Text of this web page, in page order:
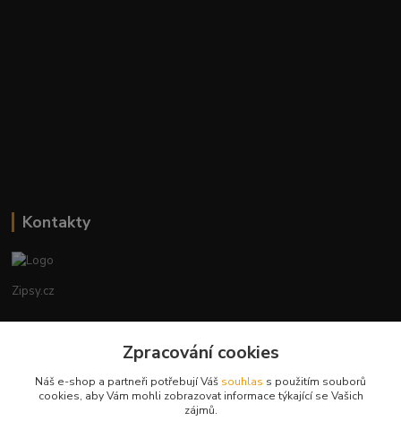
Kontakty
Zipsy.cz
+420774877333
obchod@zipsy.cz
Zpracování cookies
Náš e-shop a partneři potřebují Váš souhlas s použitím souborů
cookies, aby Vám mohli zobrazovat informace týkající se Vašich
zájmů.